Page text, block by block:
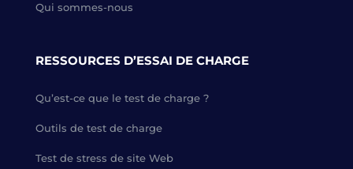
Qui sommes-nous
RESSOURCES D’ESSAI DE CHARGE
Qu’est-ce que le test de charge ?
Outils de test de charge
Test de stress de site Web